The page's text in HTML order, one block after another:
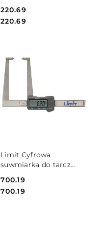
Cena:
220.69
Cena:
220.69
Limit Cyfrowa
suwmiarka do tarcz
Cena:
700.19
Cena:
700.19
DO KOSZYKA